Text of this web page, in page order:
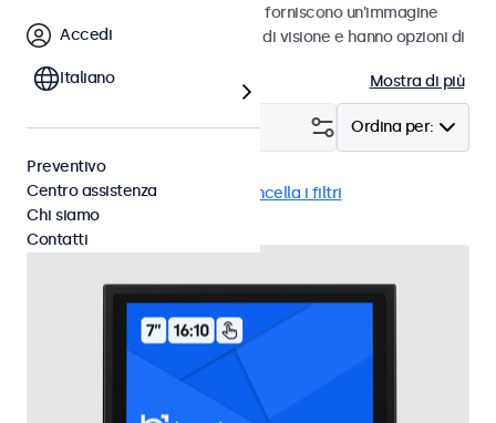
poggiapiedi compatto e stabile, forniscono un'immagine
nitidissima con un ampio angolo di visione e hanno opzioni di
Mostra di più
Ordina per:
Filtro (21)
Scrivania Dimmerabile Cancella i filtri
Accedi
Italiano
Preventivo
Centro assistenza
Chi siamo
Contatti